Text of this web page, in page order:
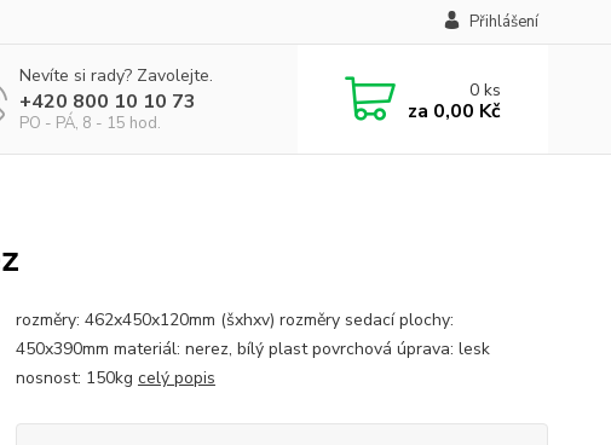
Přihlášení
Nevíte si rady? Zavolejte.
+420 800 10 10 73
PO - PÁ, 8 - 15 hod.
0ks
za 0,00 Kč
rozměry: 462x450x120mm (šxhxv) rozměry sedací plochy:
450x390mm materiál: nerez, bílý plast povrchová úprava: lesk
nosnost: 150kg celý popis